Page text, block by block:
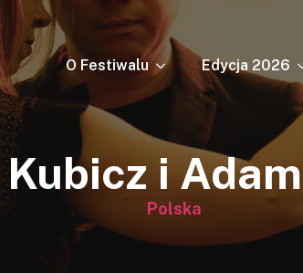
O Festiwalu Edycja 2026
i
Polska